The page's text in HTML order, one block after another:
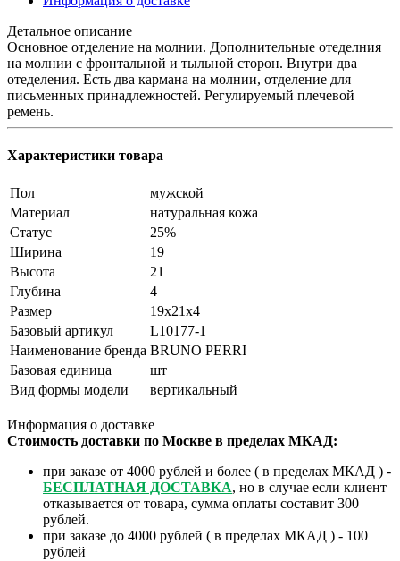
Детальное описание
Основное отделение на молнии. Дополнительные отеделния
на молнии с фронтальной и тыльной сторон. Внутри два
отеделения. Есть два кармана на молнии, отделение для
письменных принадлежностей. Регулируемый плечевой
ремень.
Характеристики товара
Пол
мужской
Материал
натуральная кожа
Статус
25%
Ширина
19
Высота
21
Глубина
4
Размер
19х21х4
Базовый артикул
L10177-1
Наименование бренда BRUNO PERRI
Базовая единица
шт
Вид формы модели
вертикальный
Информация о доставке
Стоимость доставки по Москве в пределах МКАД:
при заказе от 4000 рублей и более ( в пределах МКАД ) -
БЕСПЛАТНАЯ ДОСТАВКА, но в случае если клиент
отказывается от товара, сумма оплаты составит 300
рублей.
при заказе до 4000 рублей ( в пределах МКАД ) - 100
рублей